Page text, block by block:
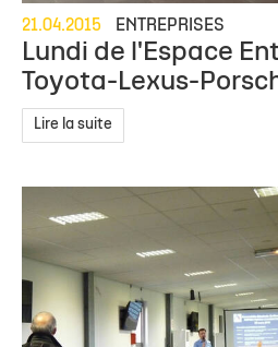
21.04.2015 ENTREPRISES
Lundi de l'Espace
Toyota-Lexus-
Lire la suite